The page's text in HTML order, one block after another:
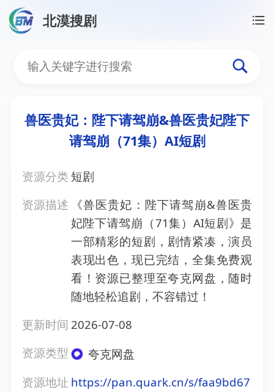
北漠搜剧
兽医贵妃：陛下请驾崩&
兽医贵妃：陛下请驾崩&兽医贵妃陛下
请驾崩（71集）AI短剧
资源分类 短剧
资源描述
《兽医贵妃：陛下请驾崩&兽医贵
妃陛下请驾崩（71集）AI短剧》是
一部精彩的短剧，剧情紧凑，演员
表现出色，现已完结，全集免费观
看！资源已整理至夸克网盘，随时
随地轻松追剧，不容错过！
更新时间 2026-07-08
资源类型
夸克网盘
资源地址 https://pan.quark.cn/s/faa9bd67